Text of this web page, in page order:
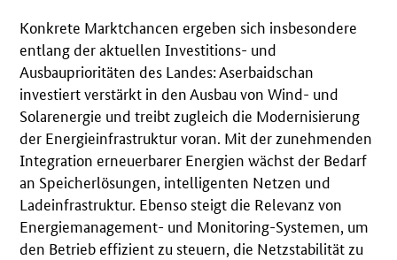
Konkrete Marktchancen ergeben sich insbesondere
entlang der aktuellen Investitions- und
Ausbauprioritäten des Landes: Aserbaidschan
investiert verstärkt in den Ausbau von Wind- und
Solarenergie und treibt zugleich die Modernisierung
der Energieinfrastruktur voran. Mit der zunehmenden
Integration erneuerbarer Energien wächst der Bedarf
an Speicherlösungen, intelligenten Netzen und
Ladeinfrastruktur. Ebenso steigt die Relevanz von
Energiemanagement- und Monitoring-Systemen, um
den Betrieb effizient zu steuern, die Netzstabilität zu